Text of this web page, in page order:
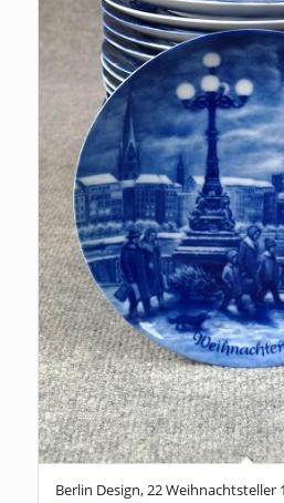
Berlin Design, 22 Weihnachtsteller